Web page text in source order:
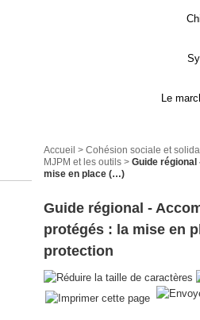
Le
Accueil > Cohésion sociale et
MJPM et les outils > Guide
mise en place (…)
Guide régional -
protégés : la mise en
protection